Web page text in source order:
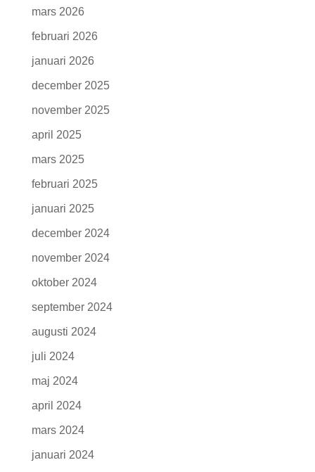
mars 2026
februari 2026
januari 2026
december 2025
november 2025
april 2025
mars 2025
februari 2025
januari 2025
december 2024
november 2024
oktober 2024
september 2024
augusti 2024
juli 2024
maj 2024
april 2024
mars 2024
januari 2024